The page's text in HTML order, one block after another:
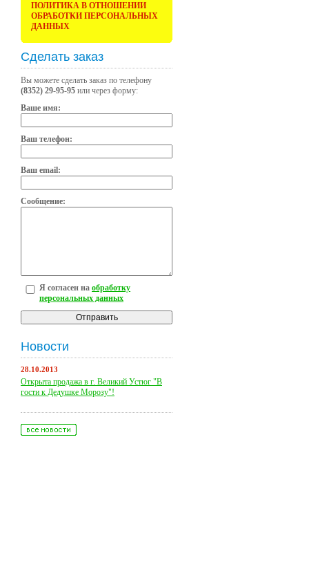
ПОЛИТИКА В ОТНОШЕНИИ
ОБРАБОТКИ ПЕРСОНАЛЬНЫХ
ДАННЫХ
Сделать заказ
Вы можете сделать заказ по телефону
(8352) 29-95-95 или через форму:
Ваше имя:
Ваш телефон:
Ваш email:
Сообщение:
Я согласен на обработку
персональных данных
Новости
28.10.2013
Открыта продажа в г. Великий Устюг "В
гости к Дедушке Морозу"!